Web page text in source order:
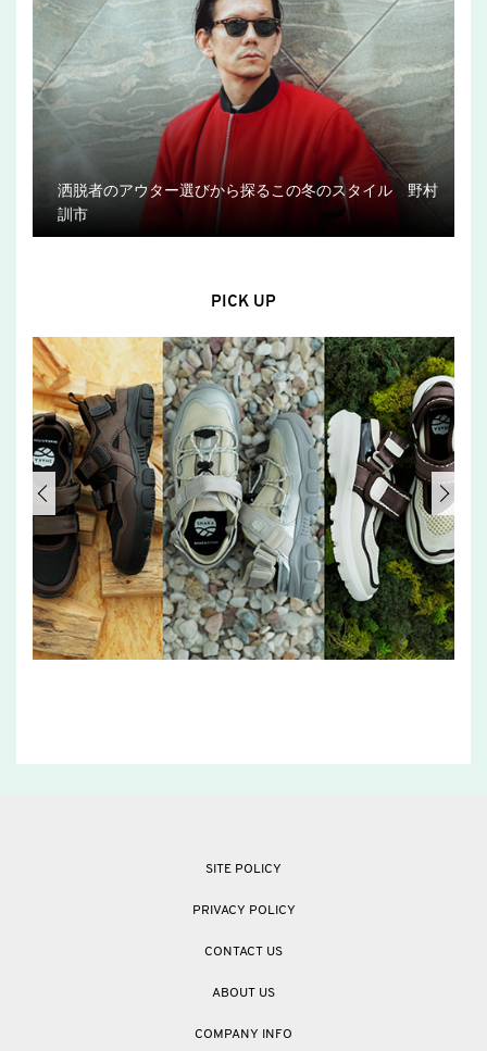
洒脱者のアウター選びから探るこの冬のスタイル 野村
訓市
PICK UP
SITE POLICY
PRIVACY POLICY
CONTACT US
ABOUT US
COMPANY INFO